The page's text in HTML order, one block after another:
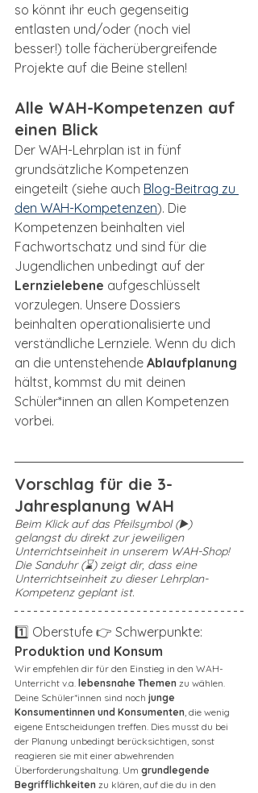
so könnt ihr euch gegenseitig
entlasten und/oder (noch viel
besser!) tolle fächerübergreifende
Projekte auf die Beine stellen!
Alle WAH-Kompetenzen auf
einen Blick
Der WAH-Lehrplan ist in fünf
grundsätzliche Kompetenzen
eingeteilt (siehe auch Blog-Beitrag zu
den WAH-Kompetenzen). Die
Kompetenzen beinhalten viel
Fachwortschatz und sind für die
Jugendlichen unbedingt auf der
Lernzielebene aufgeschlüsselt
vorzulegen. Unsere Dossiers
beinhalten operationalisierte und
verständliche Lernziele. Wenn du dich
an die untenstehende Ablaufplanung
hältst, kommst du mit deinen
Schüler*innen an allen Kompetenzen
vorbei.
Vorschlag für die 3-
Jahresplanung WAH
Beim Klick auf das Pfeilsymbol (▶️)
gelangst du direkt zur jeweiligen
Unterrichtseinheit in unserem WAH-Shop!
Die Sanduhr (⌛) zeigt dir, dass eine
Unterrichtseinheit zu dieser Lehrplan-
Kompetenz geplant ist.
1️⃣ Oberstufe 👉 Schwerpunkte:
Produktion und Konsum
Wir empfehlen dir für den Einstieg in den WAH-
Unterricht v.a. lebensnahe Themen zu wählen.
Deine Schüler*innen sind noch junge
Konsumentinnen und Konsumenten , die wenig
eigene Entscheidungen treffen. Dies musst du bei
der Planung unbedingt berücksichtigen, sonst
reagieren sie mit einer abwehrenden
Überforderungshaltung. Um grundlegende
Begrifflichkeiten zu klären, auf die du in den